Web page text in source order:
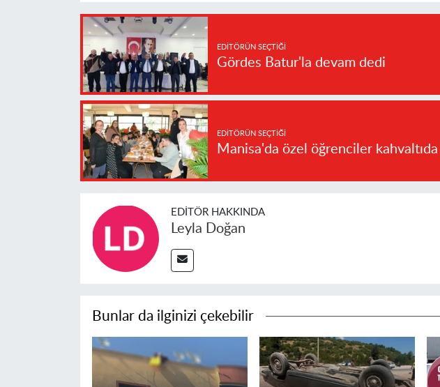
EDITÖRÜN SEÇTIĞI
Gördes Batur'la devam dedi
EDITÖRÜN SEÇTIĞI
Manisa'da özel öğrenciler
EDITÖR HAKKINDA
Leyla Doğan
Bunlar da ilginizi çekebilir